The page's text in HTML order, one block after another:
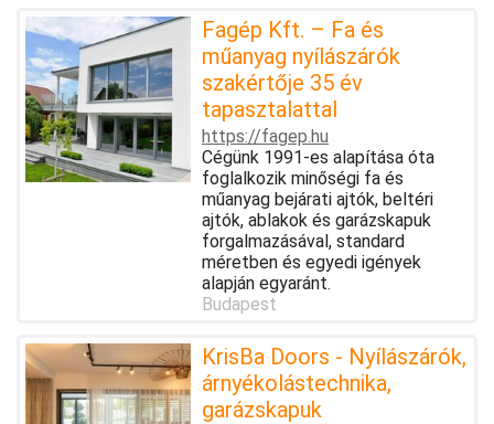
Fagép Kft. – Fa és
műanyag nyílászárók
szakértője 35 év
tapasztalattal
https://fagep.hu
Cégünk 1991-es alapítása óta
foglalkozik minőségi fa és
műanyag bejárati ajtók, beltéri
ajtók, ablakok és garázskapuk
forgalmazásával, standard
méretben és egyedi igények
alapján egyaránt.
Budapest
KrisBa Doors - Nyílászárók,
árnyékolástechnika,
garázskapuk